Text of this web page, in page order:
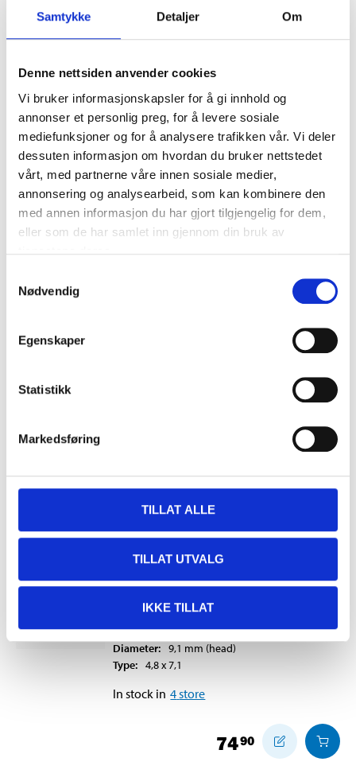
Samtykke Detaljer Om
Denne nettsiden anvender cookies
Vi bruker informasjonskapsler for å gi innhold og
annonser et personlig preg, for å levere sosiale
mediefunksjoner og for å analysere trafikken vår. Vi deler
dessuten informasjon om hvordan du bruker nettstedet
vårt, med partnerne våre innen sosiale medier,
annonsering og analysearbeid, som kan kombinere den
med annen informasjon du har gjort tilgjengelig for dem,
eller som de har samlet inn gjennom din bruk av
Nødvendig
Egenskaper
Statistikk
Markedsføring
TILLAT ALLE
TILLAT UTVALG
IKKE TILLAT
Rivet , 4 x 5.8 mm, 100 pcs.
12-969
Diameter: 4 mm
Length : 5,8mm
Diameter
8,5mm(head)
Type: 4 x 5,8
In stock in 2 store
Rivet, 4.8 x 7.1 mm, 100 st.
12-972
Diameter: 4,8 mm
Length: 7,1mm
Diameter: 9,1 mm (head)
Type: 4,8 x 7,1
In stock in 4store
7490